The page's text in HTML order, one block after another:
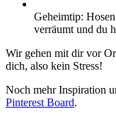
Geheimtip:
verräumt und du
Wir gehen mit dir vor
dich, also kein Stress!
Noch mehr Inspiration
Pinterest Board.